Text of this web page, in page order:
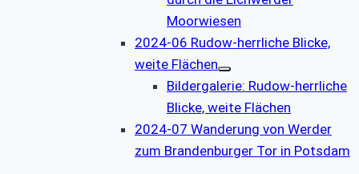
Moorwiesen
2024-06 Rudow-herrliche Blicke,
weite Flächen
Bildergalerie: Rudow-herrliche
Blicke, weite Flächen
2024-07 Wanderung von Werder
zum Brandenburger Tor in Potsdam